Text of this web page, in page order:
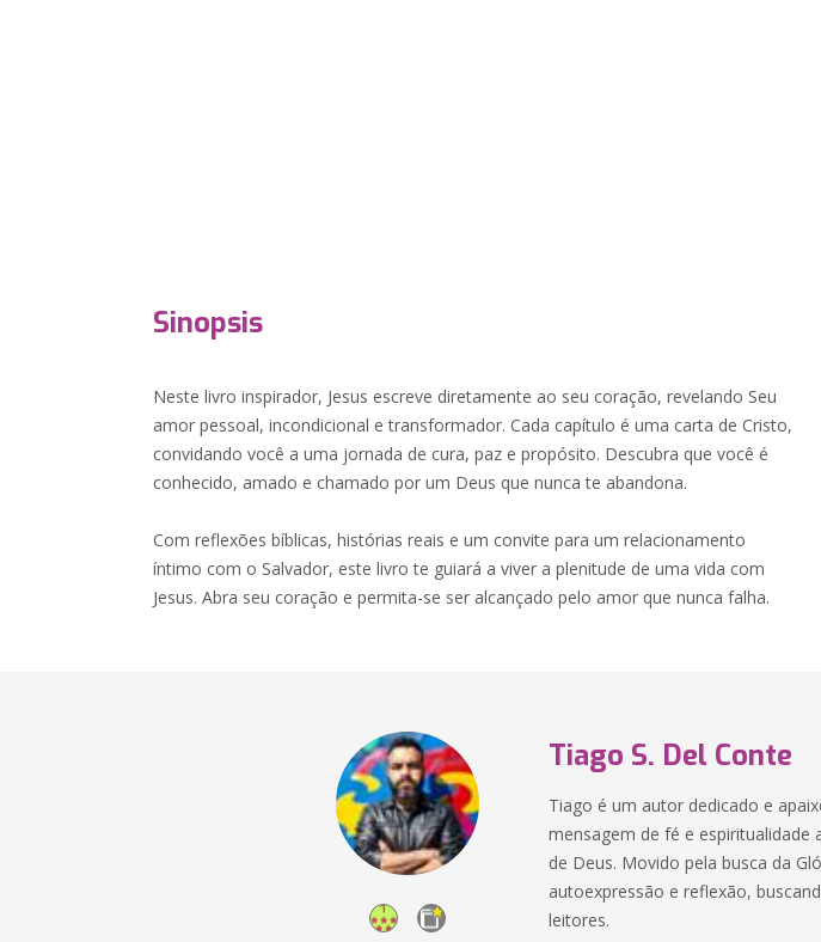
Sinopsis
Neste livro inspirador, Jesus escreve diretamente ao seu coração, revelando Seu
amor pessoal, incondicional e transformador. Cada capítulo é uma carta de Cristo,
convidando você a uma jornada de cura, paz e propósito. Descubra que você é
conhecido, amado e chamado por um Deus que nunca te abandona.
Com reflexões bíblicas, histórias reais e um convite para um relacionamento
íntimo com o Salvador, este livro te guiará a viver a plenitude de uma vida com
Jesus. Abra seu coração e permita-se ser alcançado pelo amor que nunca falha.
Tiago S. Del Conte
Tiago é um autor dedicado e
mensagem de fé e espiritualidade
de Deus. Movido pela busca da
autoexpressão e reflexão,
leitores.